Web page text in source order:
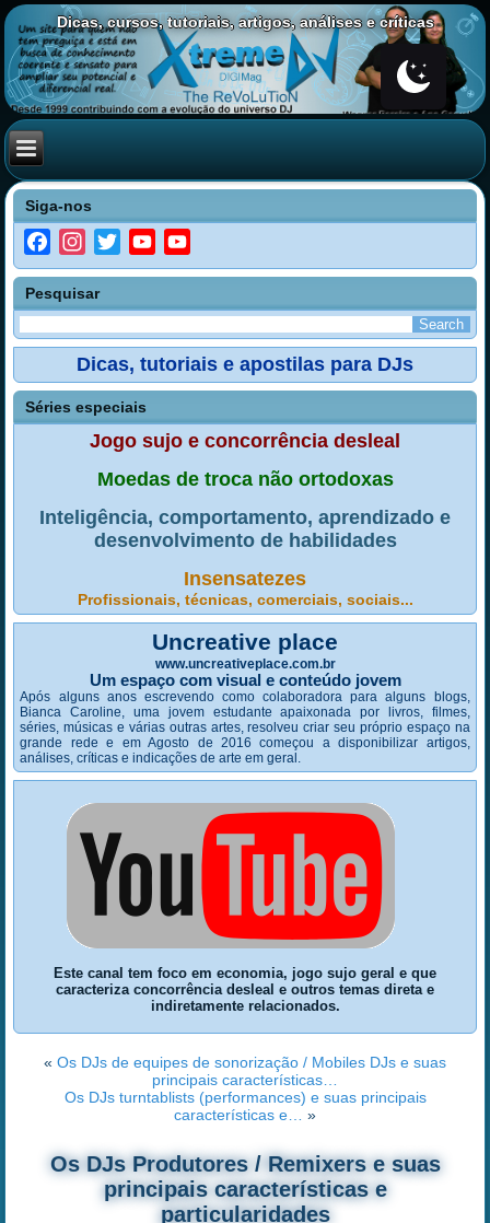
Dicas, cursos, tutoriais, artigos, análises e críticas
Siga-nos
FacebookInstagramTwitterYouTube
Channel
Pesquisar
Dicas, tutoriais e apostilas para DJs
Séries especiais
Jogo sujo e concorrência desleal
Moedas de troca não ortodoxas
Inteligência, comportamento, aprendizado e
desenvolvimento de habilidades
Insensatezes
Profissionais, técnicas, comerciais, sociais...
Uncreative place
www.uncreativeplace.com.br
Um espaço com visual e conteúdo jovem
Após alguns anos escrevendo como colaboradora para alguns blogs,
Bianca Caroline, uma jovem estudante apaixonada por livros, filmes,
séries, músicas e várias outras artes, resolveu criar seu próprio espaço na
grande rede e em Agosto de 2016 começou a disponibilizar artigos,
análises, críticas e indicações de arte em geral.
Este canal tem foco em economia, jogo sujo geral e que
caracteriza concorrência desleal e outros temas direta e
indiretamente relacionados.
« Os DJs de equipes de sonorização / Mobiles DJs e suas
principais características…
Os DJs turntablists (performances) e suas principais
características e…
»
Os DJs Produtores / Remixers e suas
principais características e
particularidades